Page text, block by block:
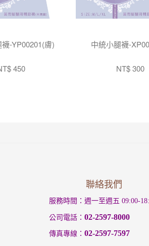
-YP00201(膚)
450
中統小腿襪-
NT$ 300
聯絡我們
服務時間：週一至週五 09:00-
公司電話： 02-2597-8000
傳真專線： 02-2597-7597